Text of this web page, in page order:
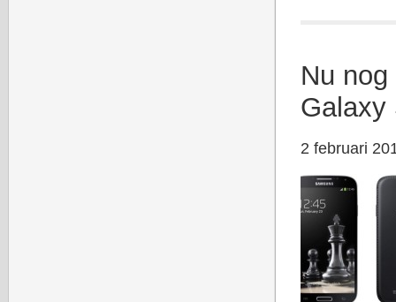
Nu
Galaxy
2 februari